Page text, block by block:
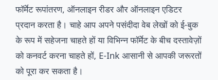
फॉर्मेट रूपांतरण, ऑनलाइन रीडर और ऑनलाइन एडिटर
प्रदान करता है। चाहे आप अपने पसंदीदा वेब लेखों को ई-बुक
के रूप में सहेजना चाहते हों या विभिन्न फॉर्मेट के बीच दस्तावेज़ों
को कनवर्ट करना चाहते हों, E-Ink आसानी से आपकी जरूरतों
को पूरा कर सकता है।